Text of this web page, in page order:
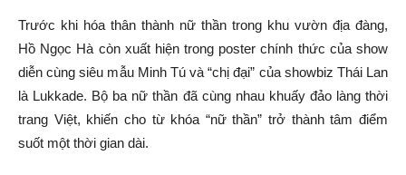
Trước khi hóa thân thành nữ thần trong khu vườn địa đàng,
Hồ Ngọc Hà còn xuất hiện trong poster chính thức của show
diễn cùng siêu mẫu Minh Tú và “chị đại” của showbiz Thái Lan
là Lukkade. Bộ ba nữ thần đã cùng nhau khuấy đảo làng thời
trang Việt, khiến cho từ khóa “nữ thần” trở thành tâm điểm
suốt một thời gian dài.